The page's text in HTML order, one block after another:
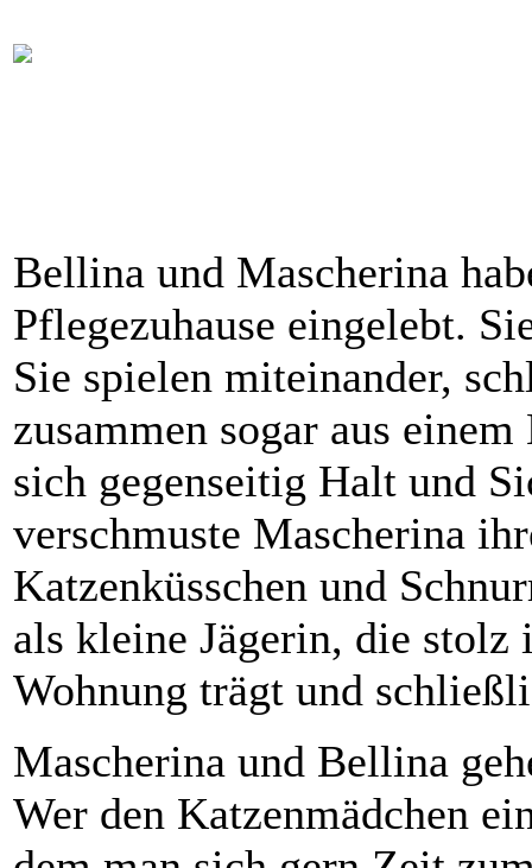
Bellina und Mascherina
Pflegezuhause eingelebt.
Sie spielen miteinander,
zusammen sogar aus
sich gegenseitig Halt und
verschmuste Mascherina
Katzenküsschen und
als kleine Jägerin, die
Wohnung trägt und
Mascherina und Bellina
Wer den Katzenmädchen